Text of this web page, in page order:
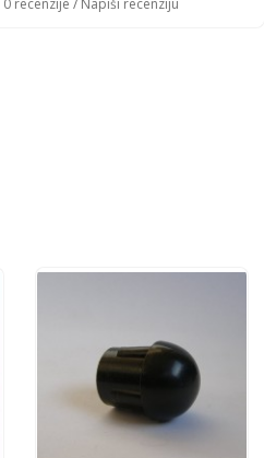
0 recenzije / Napiši recenziju